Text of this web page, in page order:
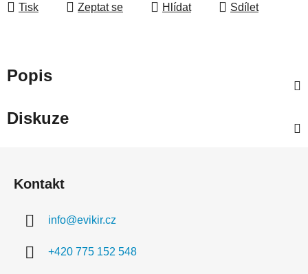
Tisk Zeptat se Hlídat Sdílet
Popis
Diskuze
Kontakt
info@evikir.cz
+420 775 152 548